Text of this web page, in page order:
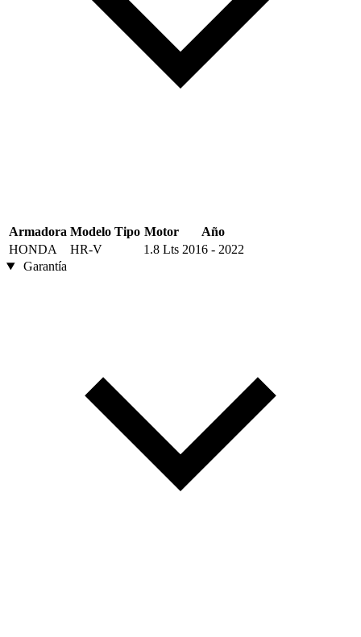
Armadora Modelo Tipo Motor
Año
HONDA
HR-V 1.8 Lts 2016 - 2022
Garantía